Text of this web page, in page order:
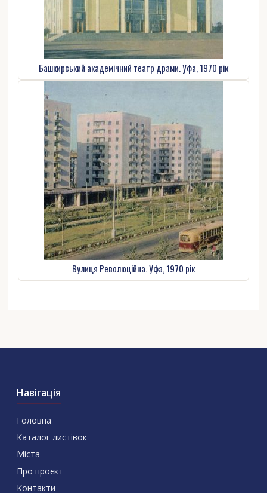
Башкирський академічний театр драми. Уфа, 1970 рік
Вулиця Революційна. Уфа, 1970 рік
Навігація
Головна
Каталог листівок
Міста
Про проєкт
Контакти